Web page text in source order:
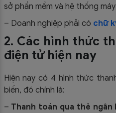
sở phần mềm và hệ thống
– Doanh nghiệp phải có chữ
2. Các hình thức
điện tử hiện nay
Hiện nay có 4 hình thức
biến, đó chính là:
– Thanh toán qua thẻ